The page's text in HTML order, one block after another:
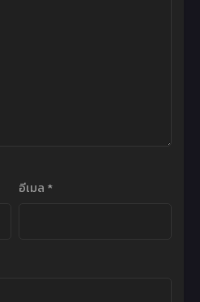
อีเมล *